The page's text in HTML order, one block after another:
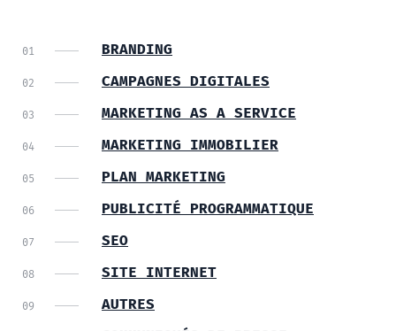
BRANDING
CAMPAGNES DIGITALES
MARKETING AS A SERVICE
MARKETING IMMOBILIER
PLAN MARKETING
PUBLICITÉ PROGRAMMATIQUE
SEO
SITE INTERNET
AUTRES